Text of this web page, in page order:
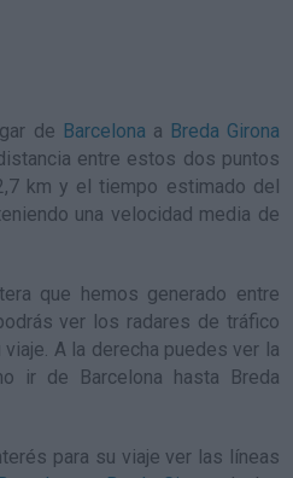
de Barcelona a Breda Girona
entre estos dos puntos
km y el tiempo estimado del
una velocidad media de
que hemos generado entre
ver los radares de tráfico
A la derecha puedes ver la
ir de Barcelona hasta Breda
para su viaje ver las líneas